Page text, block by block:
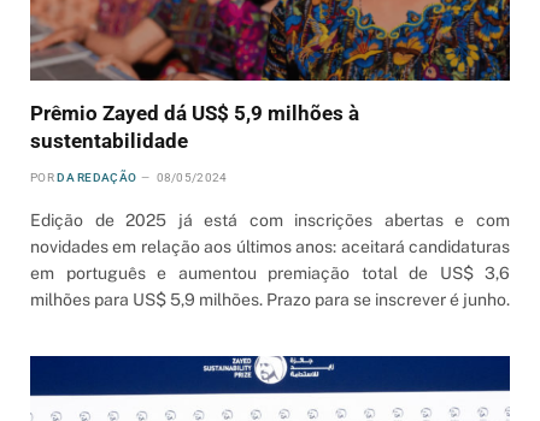
Prêmio Zayed dá US$ 5,9 milhões à
sustentabilidade
POR DA REDAÇÃO 08/05/2024
Edição de 2025 já está com inscrições abertas e com
novidades em relação aos últimos anos: aceitará candidaturas
em português e aumentou premiação total de US$ 3,6
milhões para US$ 5,9 milhões. Prazo para se inscrever é junho.